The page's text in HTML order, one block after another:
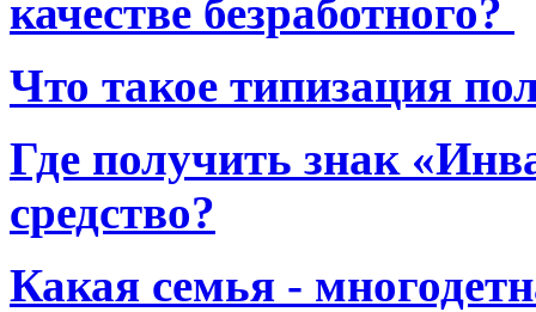
качестве безработного?
Что такое типизация
Где получить знак
средство?
Какая семья -